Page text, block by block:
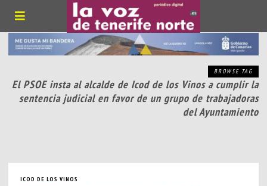
BROWSE TAG
El PSOE insta al alcalde de Icod de los Vinos a cumplir la
sentencia judicial en favor de un grupo de trabajadoras
del Ayuntamiento
ICOD DE LOS VINOS